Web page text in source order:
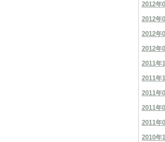
2012年
2012年
2012年
2012年
2011年
2011年
2011年
2011年
2011年
2010年